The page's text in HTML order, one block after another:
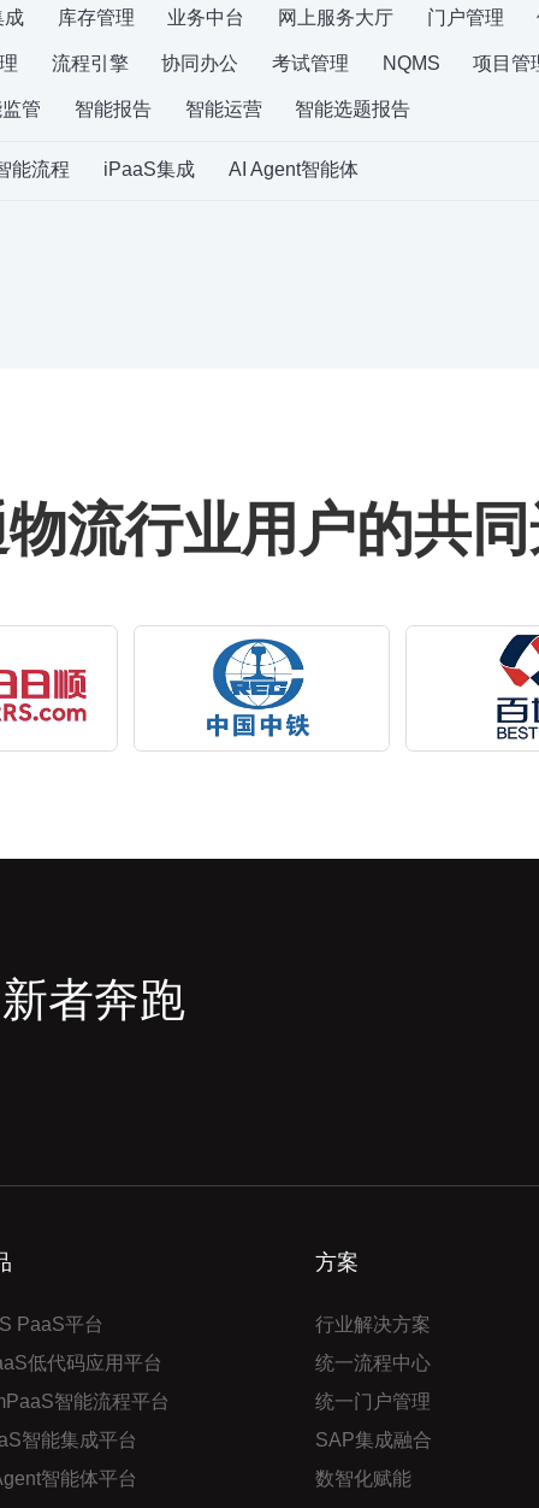
成 库存管理 业务中台 网上服务大厅 门户管理
流程引擎 协同办公 考试管理 NQMS 项目管
管 智能报告 智能运营 智能选题报告
能流程 iPaaS集成 AI Agent智能体
流行业用户的共
者奔跑
PaaS平台
低代码应用平台
智能流程平台
智能集成平台
智能体平台
方案
行业解决方案
统一流程中心
统一门户管理
SAP集成融合
数智化赋能